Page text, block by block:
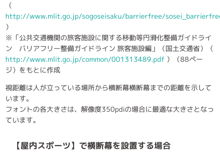
（
http://www.mlit.go.jp/sogoseisaku/barrierfree/
）
※「公共交通機関の旅客施設に関する移動等円滑化整備ガイドライ
ン バリアフリー整備ガイドライン 旅客施設編」（国土交通省）（
http://www.mlit.go.jp/common/001313489.pdf）（88ペー
ジ）をもとに作成
視距離は人が立っている場所から横断幕横断幕までの距離を示して
います。
フォントの各大きさは、解像度350pdiの場合に最適な大きさとなっ
ています。
【屋内スポーツ】で横断幕を設置する場合